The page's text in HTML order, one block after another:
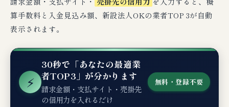
【業種特化】新設法人の仕訳・税務処理
（経理担当者向け）
クタリング（新設法人の標準ケース）
例2：500万円の売掛金を料率4.5%で3社間ファ
クタリング（成長期の新設法人）
消費税の取扱い（新設法人特有の論点）
算手数料と入金見込み額、新設法人OKの業者TOP 3が自動
表示されます。
⚡
30秒で「あなたの最適業
者TOP3」が分かります
請求金額・支払サイト・売掛先
の信用力を入れるだけ
無料・登録不要